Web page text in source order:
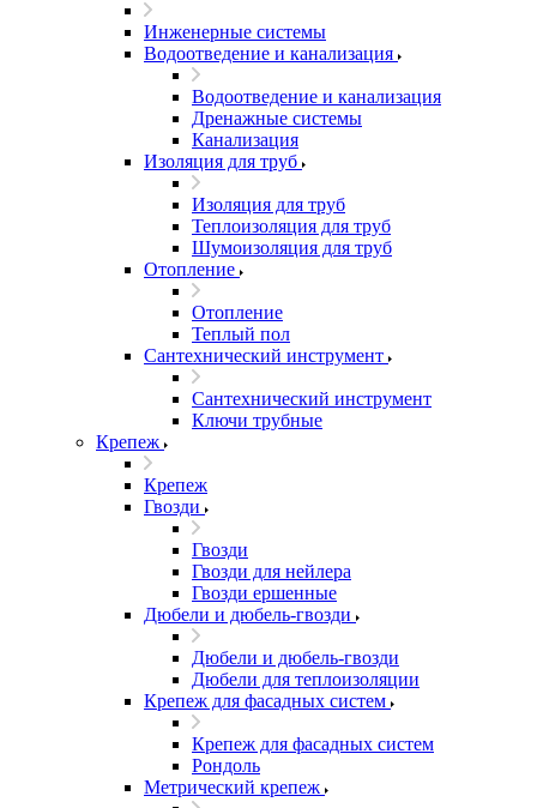
Инженерные системы
Водоотведение и канализация
Водоотведение и канализация
Дренажные системы
Канализация
Изоляция для труб
Изоляция для труб
Теплоизоляция для труб
Шумоизоляция для труб
Отопление
Отопление
Теплый пол
Сантехнический инструмент
Сантехнический инструмент
Ключи трубные
Крепеж
Крепеж
Гвозди
Гвозди
Гвозди для нейлера
Гвозди ершенные
Дюбели и дюбель-гвозди
Дюбели и дюбель-гвозди
Дюбели для теплоизоляции
Крепеж для фасадных систем
Крепеж для фасадных систем
Рондоль
Метрический крепеж